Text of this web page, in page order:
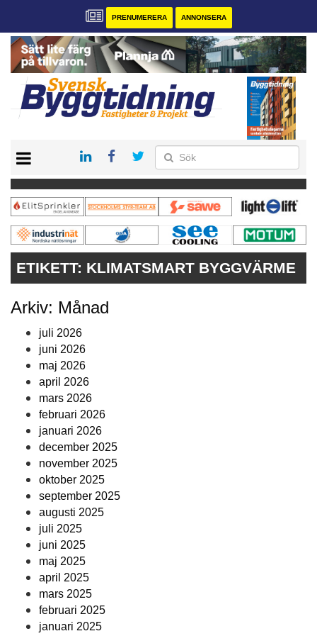
PRENUMERERA ANNONSERA
PRENUMERERA
VÅRA ANDRA MAGASIN
ANNONSERA
KONTAKT
ETIKETT: KLIMATSMART BYGGVÄRME
Arkiv: Månad
juli 2026
juni 2026
maj 2026
april 2026
mars 2026
februari 2026
januari 2026
december 2025
november 2025
oktober 2025
september 2025
augusti 2025
juli 2025
juni 2025
maj 2025
april 2025
mars 2025
februari 2025
januari 2025